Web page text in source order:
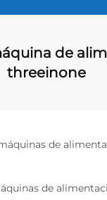
de
threeinone
de
de